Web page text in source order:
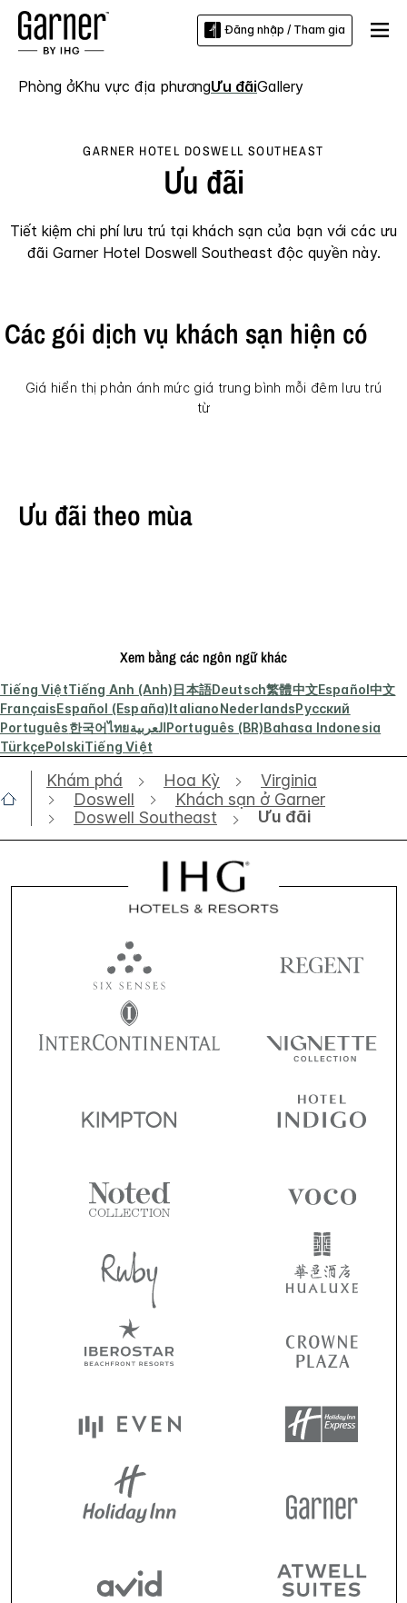
Đăng nhập / Tham gia
Phòng ởKhu vực địa phươngƯu đãiGallery
GARNER HOTEL DOSWELL SOUTHEAST
Ưu đãi
Tiết kiệm chi phí lưu trú tại khách sạn của bạn với các ưu
đãi Garner Hotel Doswell Southeast độc quyền này.
Các gói dịch vụ khách sạn hiện có
Giá hiển thị phản ánh mức giá trung bình mỗi đêm lưu trú
từ
Ưu đãi theo mùa
Xem bằng các ngôn ngữ khác
Tiếng ViệtTiếng Anh (Anh)日本語Deutsch繁體中文Español中文
FrançaisEspañol (España)ItalianoNederlandsРусский
Português한국어ไทยالعربيةPortuguês (BR)Bahasa Indonesia
TürkçePolskiTiếng Việt
Khám phá Hoa Kỳ
Virginia
Doswell
Khách sạn ở Garner
Doswell Southeast
Ưu đãi